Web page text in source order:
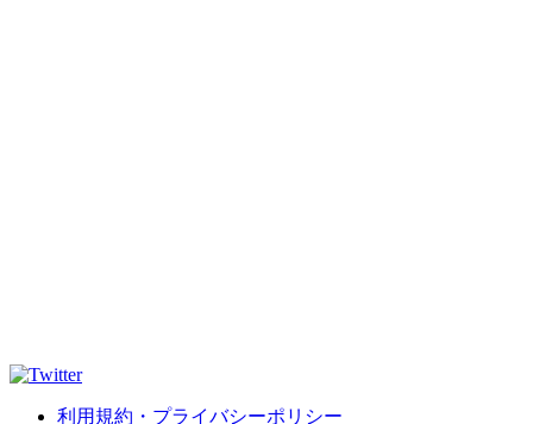
利用規約・プライバシーポリシー